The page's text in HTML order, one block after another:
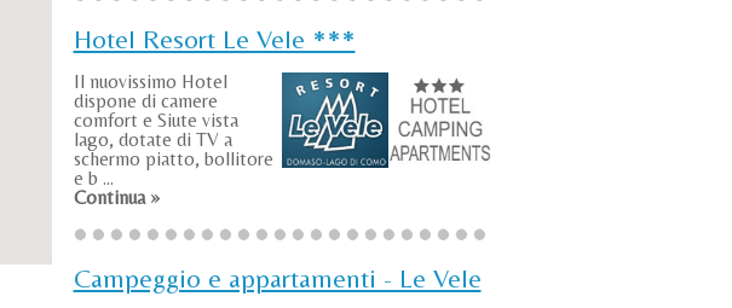
Hotel Resort Le Vele ***
Il nuovissimo Hotel
dispone di camere
comfort e Siute vista
lago, dotate di TV a
schermo piatto, bollitore
e b ...
Continua »
Campeggio e appartamenti - Le Vele